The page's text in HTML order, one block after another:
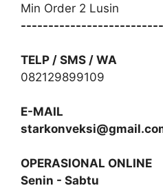
Min Order 2 Lusin
TELP / SMS / WA
082129899109
E-MAIL
OPERASIONAL ONLINE
Senin - Sabtu